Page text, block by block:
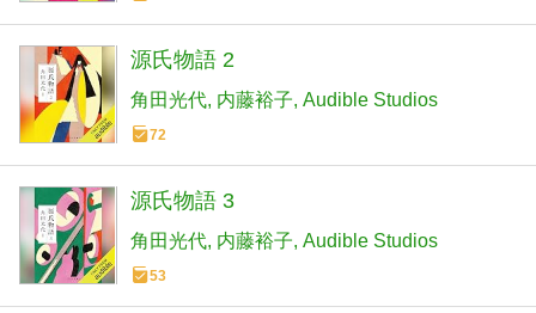
源氏物語 2
角田光代 内藤裕子 Audible Studios
72
源氏物語 3
角田光代 内藤裕子 Audible Studios
53